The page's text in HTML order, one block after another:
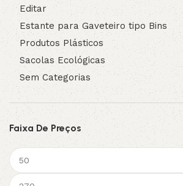
Editar
Estante para Gaveteiro tipo Bins
Produtos Plásticos
Sacolas Ecológicas
Sem Categorias
Faixa De Preços